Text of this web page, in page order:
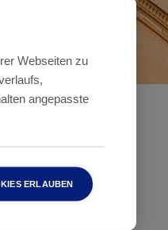
Webseiten zu
angepasste
ERLAUBEN